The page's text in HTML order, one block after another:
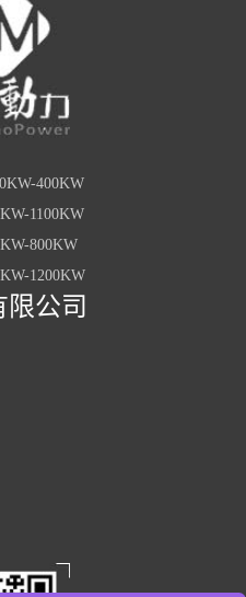
400KW
1100KW
800KW
1200KW
公司